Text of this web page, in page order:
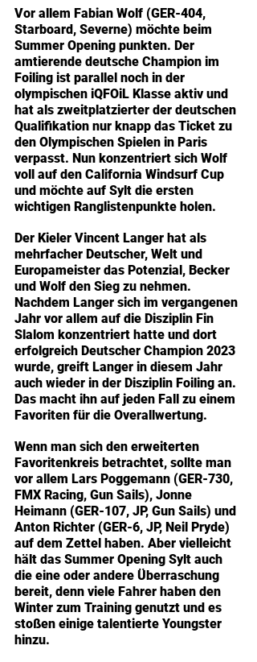
Vor allem Fabian Wolf (GER-404,
Starboard, Severne) möchte beim
Summer Opening punkten. Der
amtierende deutsche Champion im
Foiling ist parallel noch in der
olympischen iQFOiL Klasse aktiv und
hat als zweitplatzierter der deutschen
Qualifikation nur knapp das Ticket zu
den Olympischen Spielen in Paris
verpasst. Nun konzentriert sich Wolf
voll auf den California Windsurf Cup
und möchte auf Sylt die ersten
wichtigen Ranglistenpunkte holen.
Der Kieler Vincent Langer hat als
mehrfacher Deutscher, Welt und
Europameister das Potenzial, Becker
und Wolf den Sieg zu nehmen.
Nachdem Langer sich im vergangenen
Jahr vor allem auf die Disziplin Fin
Slalom konzentriert hatte und dort
erfolgreich Deutscher Champion 2023
wurde, greift Langer in diesem Jahr
auch wieder in der Disziplin Foiling an.
Das macht ihn auf jeden Fall zu einem
Favoriten für die Overallwertung.
Wenn man sich den erweiterten
Favoritenkreis betrachtet, sollte man
vor allem Lars Poggemann (GER-730,
FMX Racing, Gun Sails), Jonne
Heimann (GER-107, JP, Gun Sails) und
Anton Richter (GER-6, JP, Neil Pryde)
auf dem Zettel haben. Aber vielleicht
hält das Summer Opening Sylt auch
die eine oder andere Überraschung
bereit, denn viele Fahrer haben den
Winter zum Training genutzt und es
stoßen einige talentierte Youngster
hinzu.